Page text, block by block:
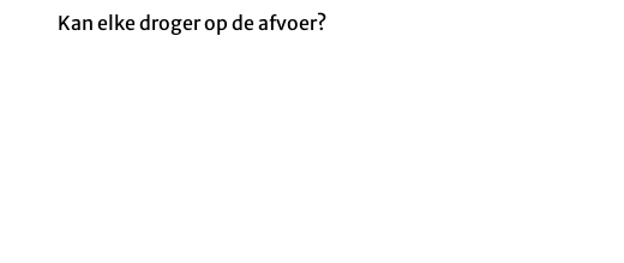
Kan elke droger op de afvoer?